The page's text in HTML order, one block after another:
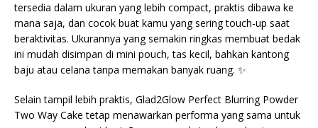
tersedia dalam ukuran yang lebih compact, praktis dibawa ke
mana saja, dan cocok buat kamu yang sering touch-up saat
beraktivitas. Ukurannya yang semakin ringkas membuat bedak
ini mudah disimpan di mini pouch, tas kecil, bahkan kantong
baju atau celana tanpa memakan banyak ruang. ✨
Selain tampil lebih praktis, Glad2Glow Perfect Blurring Powder
Two Way Cake tetap menawarkan performa yang sama untuk